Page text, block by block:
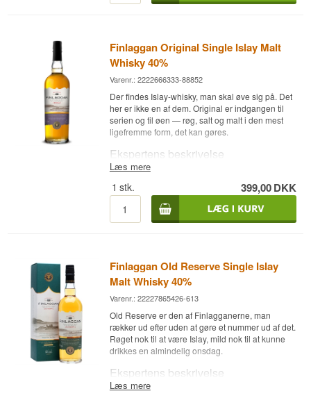
portvinsfad giver sød, koncentreret frugt, giver
rødvinsfadet noget tørrere og mere drueagtigt —
blomme, bær og en let tanninkant, som holder
sødmen på plads.
Resultatet er den mest frugtdrevne af Finlaggan-
finisherne, men også den, hvor røgen får lov at
blive i forgrunden. Den er tappet ved 46 % uden
koldfiltrering og uden farvetilsætning.
Smagsnoter
Næse
Dejlig tørverøg med søde røde bær, tørret frugt,
eg og vanilje bagved.
Saltet og røget med noter af søde frugter,
blommemarmelade, røde druer,
appelsinmarmelade og bær.
Eftersmag
Søde maltnoter og drueskind, mens bålrøgen
bliver hængende længe efter.
Specifikationer
Navn: Finlaggan Red Wine Finish
Finlaggan Original Single Islay Malt
Whisky 40%
Varenr.: 2222666333-88852
Der findes Islay-whisky, man skal øve sig på. Det
her er ikke en af dem. Original er indgangen til
serien og til øen — røg, salt og malt i den mest
ligefremme form, det kan gøres.
Ekspertens beskrivelse
Whisky lagret på bourbonfad og aftappet ved 40
%.
Malten kommer fra et unavngivet Islay-destilleri,
have sit navn på etiketten — til gengæld får man
en malt fra øen til en langt mere ligefrem hylde
end de officielle udgaver.
Bourbonfadene giver den lyse ramme, og de 40
% holder den let. Det er ikke en whisky, der
forsøger at imponere. Den forsøger at være en
god Islay-dram, og det lykkes.
Smagsnoter
Næse
Læs mere
1 stk. 399,00DKK
Finlaggan Old Reserve Single Islay
Malt Whisky 40%
Varenr.: 22227865426-613
Old Reserve er den af Finlagganerne, man
rækker ud efter uden at gøre et nummer ud af det.
Røget nok til at være Islay, mild nok til at kunne
drikkes en almindelig onsdag.
Ekspertens beskrivelse
Læs mere